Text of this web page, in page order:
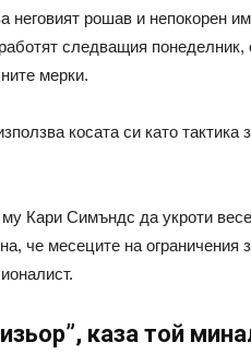
неговият рошав и непокорен
следващия
мерки.
косата си като тактика
Кари Симъндс да укроти
че месеците на ограничения
каза той